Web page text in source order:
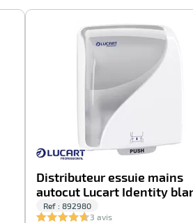
Distributeur essuie mains
autocut Lucart Identity
Ref : 892980
3 avis